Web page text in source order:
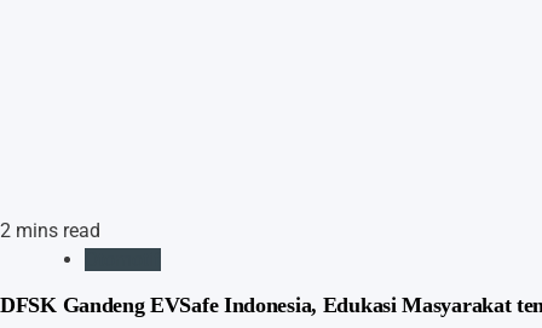
2 mins read
DFSK Gandeng EVSafe Indonesia, Edukasi Masyarakat